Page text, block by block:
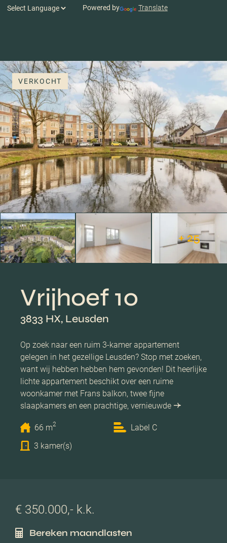
Powered by Translate
VERKOCHT
+ 25
Vrijhoef 10
3833 HX, Leusden
Op zoek naar een ruim 3-kamer appartement
gelegen in het gezellige Leusden? Stop met zoeken,
want wij hebben hebben hem gevonden! Dit heerlijke
lichte appartement beschikt over een ruime
woonkamer met Frans balkon, twee fijne
slaapkamers en een prachtige, vernieuwde
66 m2
Label C
3 kamer(s)
€ 350.000,- k.k.
Bereken maandlasten